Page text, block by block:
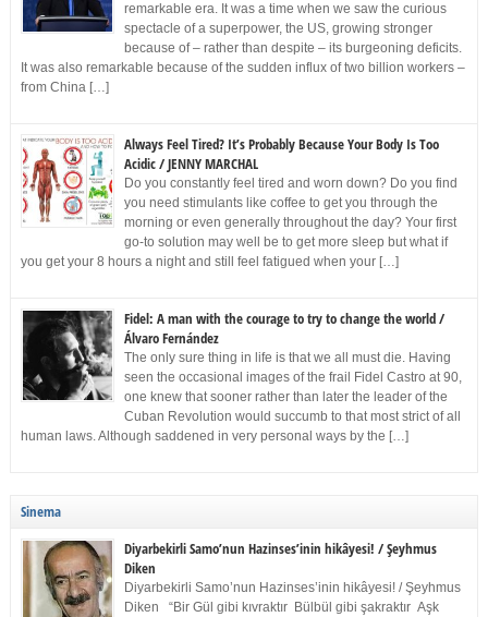
remarkable era. It was a time when we saw the curious
spectacle of a superpower, the US, growing stronger
because of – rather than despite – its burgeoning deficits.
It was also remarkable because of the sudden influx of two billion workers –
from China […]
Always Feel Tired? It’s Probably Because Your Body Is Too
Acidic / JENNY MARCHAL
Do you constantly feel tired and worn down? Do you find
you need stimulants like coffee to get you through the
morning or even generally throughout the day? Your first
go-to solution may well be to get more sleep but what if
you get your 8 hours a night and still feel fatigued when your […]
Fidel: A man with the courage to try to change the world /
Álvaro Fernández
The only sure thing in life is that we all must die. Having
seen the occasional images of the frail Fidel Castro at 90,
one knew that sooner rather than later the leader of the
Cuban Revolution would succumb to that most strict of all
human laws. Although saddened in very personal ways by the […]
Sinema
Diyarbekirli Samo’nun Hazinses’inin hikâyesi! / Şeyhmus
Diken
Diyarbekirli Samo’nun Hazinses’inin hikâyesi! / Şeyhmus
Diken “Bir Gül gibi kıvraktır Bülbül gibi şakraktır Aşk